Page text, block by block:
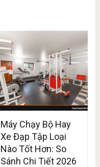
Máy Chạy Bộ Hay
Xe Đạp Tập Loại
Nào Tốt Hơn: So
Sánh Chi Tiết 2026